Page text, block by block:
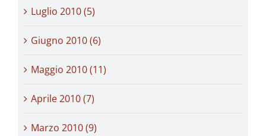
Luglio 2010 (5)
Giugno 2010 (6)
Maggio 2010 (11)
Aprile 2010 (7)
Marzo 2010 (9)